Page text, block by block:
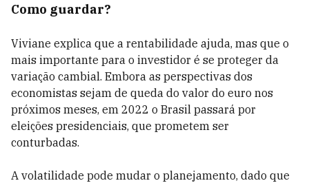
Como guardar?
Viviane explica que a rentabilidade ajuda, mas que o
mais importante para o investidor é se proteger da
variação cambial. Embora as perspectivas dos
economistas sejam de queda do valor do euro nos
próximos meses, em 2022 o Brasil passará por
eleições presidenciais, que prometem ser
conturbadas.
A volatilidade pode mudar o planejamento, dado que